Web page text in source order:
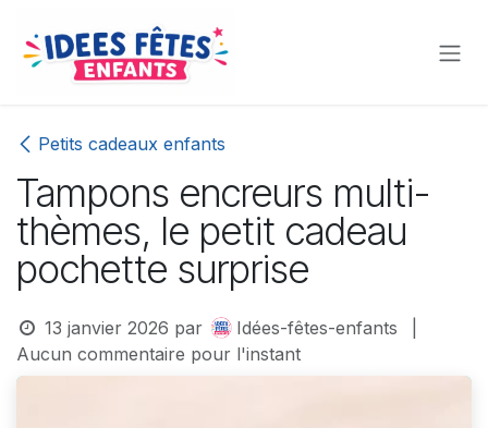
Petits cadeaux enfants
Tampons encreurs multi-
thèmes, le petit cadeau
pochette surprise
13 janvier 2026 par Idées-fêtes-enfants
Aucun commentaire pour l'instant